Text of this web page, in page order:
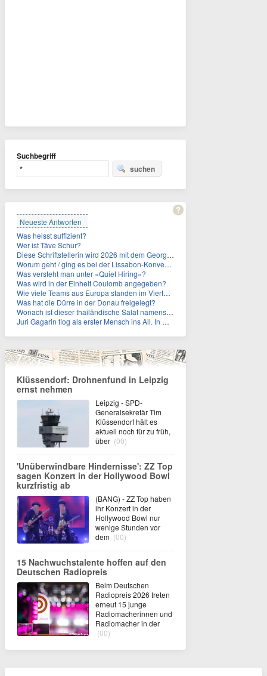
Suchbegriff
suchen
Neueste Antworten
Was heisst suffizient?
Wer ist Täve Schur?
Diese Schriftstellerin wird 2026 mit dem Georg-Büchner-Preis ausgezeichnet. Wie heißt sie?
Worum geht / ging es bei der Lissabon-Konvention?
Was versteht man unter »Quiet Hiring«?
Was wird in der Einheit Coulomb angegeben?
Wie viele Teams aus Europa standen im Viertelfinale der Fußball-WM 2026 in Mexiko, den USA und Kanada?
Was hat die Dürre in der Donau freigelegt?
Wonach ist dieser thailändische Salat namens Nam Tok benannt?
Juri Gagarin flog als erster Mensch ins All. In welchem Jahr?
Klüssendorf: Drohnenfund in Leipzig
ernst nehmen
Leipzig - SPD-
Generalsekretär Tim
Klüssendorf hält es
aktuell noch für zu früh,
über (00)
'Unüberwindbare Hindernisse': ZZ Top
sagen Konzert in der Hollywood Bowl
kurzfristig ab
(BANG) - ZZ Top haben
ihr Konzert in der
Hollywood Bowl nur
wenige Stunden vor
dem (00)
15 Nachwuchstalente hoffen auf den
Deutschen Radiopreis
Beim Deutschen
Radiopreis 2026 treten
erneut 15 junge
Radiomacherinnen und
Radiomacher in der
(00)